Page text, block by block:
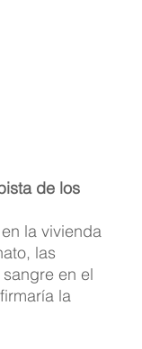
de los
la vivienda
las
en el
la